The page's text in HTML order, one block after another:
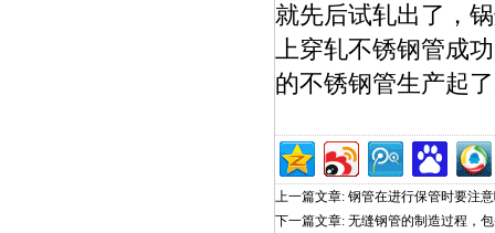
就先后试轧出了，
上穿轧不锈钢管成
的不锈钢管生产起
上一篇文章: 钢管在进行保管时要注
下一篇文章: 无缝钢管的制造过程，